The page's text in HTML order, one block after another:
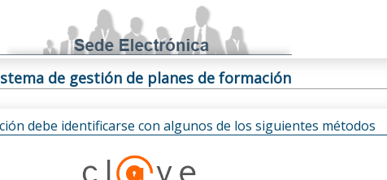
de gestión de planes de formación
debe identificarse con algunos de los siguientes métodos